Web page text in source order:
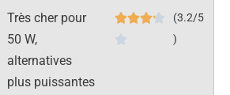
Très cher pour
50 W,
alternatives
plus puissantes
(3.2/5
)